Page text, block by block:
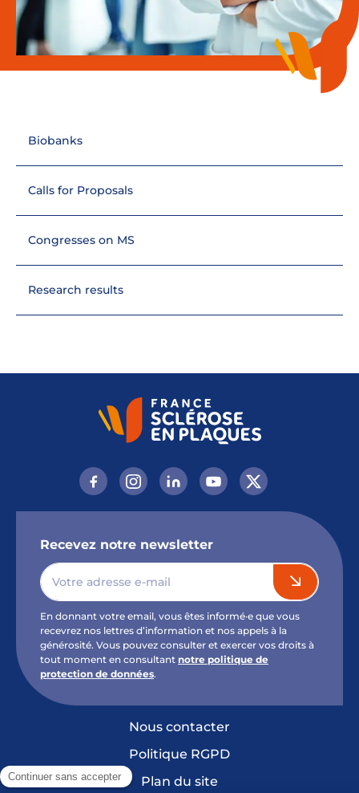
Biobanks
Calls for Proposals
Congresses on MS
Research results
Recevez notre newsletter
En donnant votre email, vous êtes informé·e que vous
recevrez nos lettres d’information et nos appels à la
générosité. Vous pouvez consulter et exercer vos droits à
tout moment en consultant notre politique de
protection de données.
Nous contacter
Politique RGPD
Plan du site